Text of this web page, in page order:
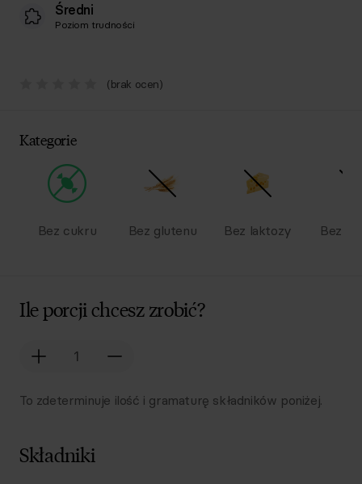
Średni
Poziom trudności
(brak ocen)
Kategorie
Bez cukru Bez glutenu Bez laktozy Bez
Ile porcji chcesz zrobić?
To zdeterminuje ilość i gramaturę składników poniżej.
Składniki